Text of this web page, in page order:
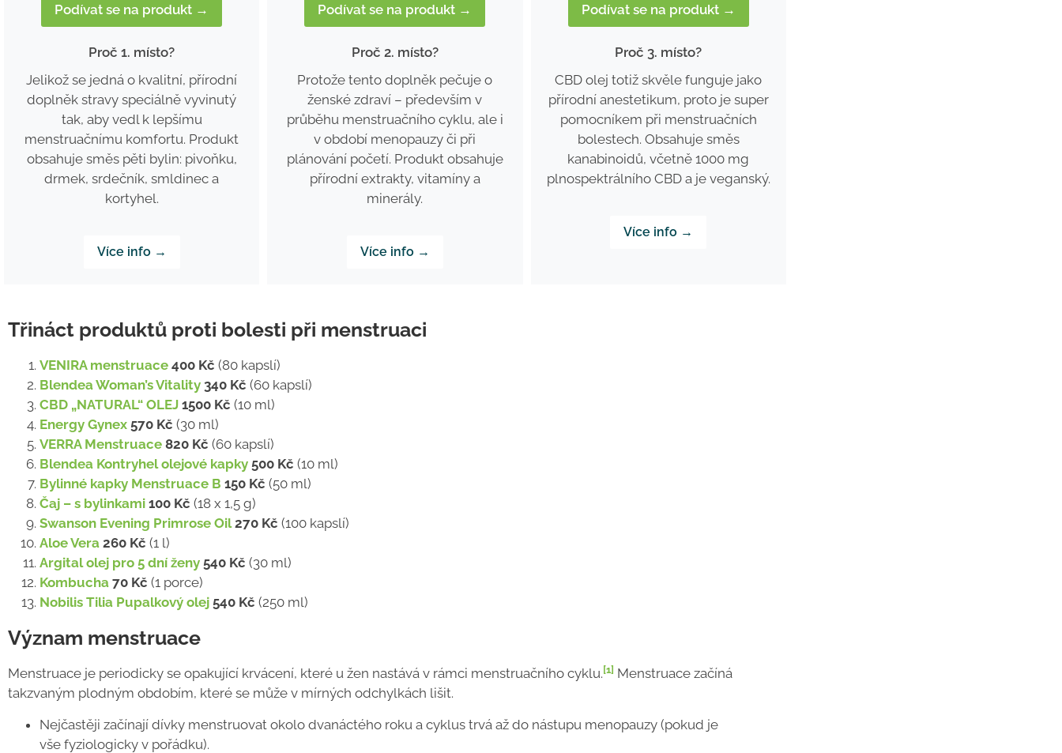
Podívat se na produkt →
Proč 1. místo?
Jelikož se jedná o kvalitní, přírodní
doplněk stravy speciálně vyvinutý
tak, aby vedl k lepšímu
menstruačnímu komfortu. Produkt
obsahuje směs pěti bylin: pivoňku,
drmek, srdečník, smldinec a
kortyhel.
Více info →
Podívat se na produkt →
Proč 2. místo?
Protože tento doplněk pečuje o
ženské zdraví – především v
průběhu menstruačního cyklu, ale i
v období menopauzy či při
plánování početí. Produkt obsahuje
přírodní extrakty, vitamíny a
minerály.
Více info →
Podívat se na produkt →
Proč 3. místo?
CBD olej totiž skvěle funguje jako
přírodní anestetikum, proto je super
pomocníkem při menstruačních
bolestech. Obsahuje směs
kanabinoidů, včetně 1000 mg
plnospektrálního CBD a je veganský.
Více info →
Třináct produktů proti bolesti při menstruaci
VENIRA menstruace 400 Kč (80 kapslí)
Blendea Woman’s Vitality 340 Kč (60 kapslí)
CBD „NATURAL“ OLEJ 1500 Kč (10 ml)
Energy Gynex 570 Kč (30 ml)
VERRA Menstruace 820 Kč (60 kapslí)
Blendea Kontryhel olejové kapky 500 Kč (10 ml)
Bylinné kapky Menstruace B 150 Kč (50 ml)
Čaj – s bylinkami 100 Kč (18 x 1,5 g)
Swanson Evening Primrose Oil 270 Kč (100 kapslí)
Aloe Vera 260 Kč (1 l)
Argital olej pro 5 dní ženy 540 Kč (30 ml)
Kombucha 70 Kč (1 porce)
Nobilis Tilia Pupalkový olej 540 Kč (250 ml)
Význam menstruace
Menstruace je periodicky se opakující krvácení, které u žen nastává v rámci menstruačního cyklu. [1] Menstruace začíná
takzvaným plodným obdobím, které se může v mírných odchylkách lišit.
Nejčastěji začínají dívky menstruovat okolo dvanáctého roku a cyklus trvá až do nástupu menopauzy (pokud je
vše fyziologicky v pořádku).